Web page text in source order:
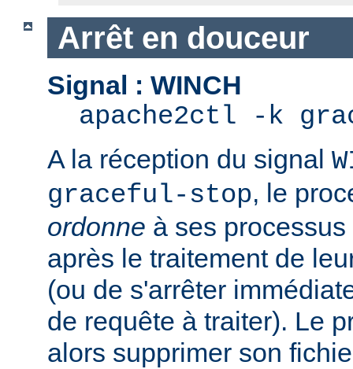
Arrêt en douceur
Signal : WINCH
apache2ctl -k
A la réception du signal
graceful-stop, le
ordonne à ses
après le traitement de
(ou de s'arrêter
de requête à traiter). Le
alors supprimer son